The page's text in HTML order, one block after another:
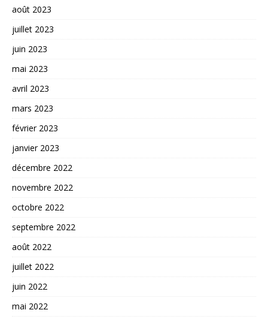
août 2023
juillet 2023
juin 2023
mai 2023
avril 2023
mars 2023
février 2023
janvier 2023
décembre 2022
novembre 2022
octobre 2022
septembre 2022
août 2022
juillet 2022
juin 2022
mai 2022